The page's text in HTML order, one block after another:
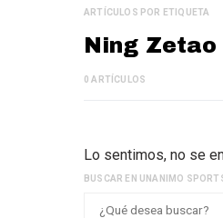
ARTÍCULOS POR ETIQUETA
Ning Zetao
0 ARTÍCULOS
Lo sentimos, no se
BUSCAR EN UNANIMO